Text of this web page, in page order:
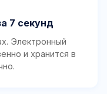
7 секунд
Электронный
и хранится в